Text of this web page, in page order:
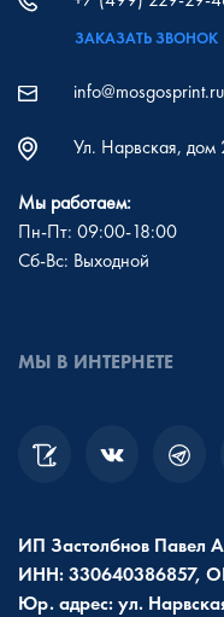
ЗАКАЗАТЬ ЗВОНОК
info@mosgosprint.ru
Ул. Нарвская, дом
Мы работаем:
Пн-Пт: 09:00-18:00
Сб-Вс: Выходной
МЫ В ИНТЕРНЕТЕ
ИП Застолбнов Павел
ИНН: 330640386857,
Юр. адрес: ул.